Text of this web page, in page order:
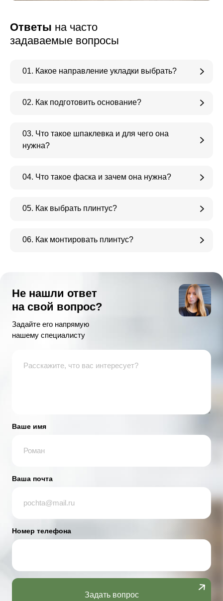
Ответы на часто
задаваемые вопросы
01. Какое направление укладки выбрать?
02. Как подготовить основание?
03. Что такое шпаклевка и для чего она
нужна?
04. Что такое фаска и зачем она нужна?
05. Как выбрать плинтус?
06. Как монтировать плинтус?
Не нашли ответ
на свой вопрос?
Задайте его напрямую
нашему специалисту
Ваше имя
Ваша почта
Номер телефона
Задать вопрос